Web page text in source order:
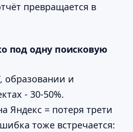
превращается в
под одну поисковую
образовании и
- 30-50%.
Яндекс = потеря трети
тоже встречается: